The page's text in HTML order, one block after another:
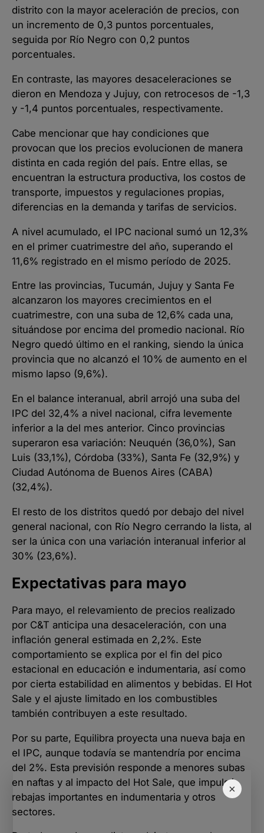
×
distrito con la mayor aceleración de precios, con
un incremento de 0,3 puntos porcentuales,
seguida por Río Negro con 0,2 puntos
porcentuales.
En contraste, las mayores desaceleraciones se
dieron en Mendoza y Jujuy, con retrocesos de -1,3
y -1,4 puntos porcentuales, respectivamente.
Cabe mencionar que hay condiciones que
provocan que los precios evolucionen de manera
distinta en cada región del país. Entre ellas, se
encuentran la estructura productiva, los costos de
transporte, impuestos y regulaciones propias,
diferencias en la demanda y tarifas de servicios.
A nivel acumulado, el IPC nacional sumó un 12,3%
en el primer cuatrimestre del año, superando el
11,6% registrado en el mismo período de 2025.
Entre las provincias, Tucumán, Jujuy y Santa Fe
alcanzaron los mayores crecimientos en el
cuatrimestre, con una suba de 12,6% cada una,
situándose por encima del promedio nacional. Río
Negro quedó último en el ranking, siendo la única
provincia que no alcanzó el 10% de aumento en el
mismo lapso (9,6%).
En el balance interanual, abril arrojó una suba del
IPC del 32,4% a nivel nacional, cifra levemente
inferior a la del mes anterior. Cinco provincias
superaron esa variación: Neuquén (36,0%), San
Luis (33,1%), Córdoba (33%), Santa Fe (32,9%) y
Ciudad Autónoma de Buenos Aires (CABA)
(32,4%).
El resto de los distritos quedó por debajo del nivel
general nacional, con Río Negro cerrando la lista, al
ser la única con una variación interanual inferior al
30% (23,6%).
Expectativas para mayo
Para mayo, el relevamiento de precios realizado
por C&T anticipa una desaceleración, con una
inflación general estimada en 2,2%. Este
comportamiento se explica por el fin del pico
estacional en educación e indumentaria, así como
por cierta estabilidad en alimentos y bebidas. El Hot
Sale y el ajuste limitado en los combustibles
también contribuyen a este resultado.
Por su parte, Equilibra proyecta una nueva baja en
el IPC, aunque todavía se mantendría por encima
del 2%. Esta previsión responde a menores subas
en naftas y al impacto del Hot Sale, que impulsó
rebajas importantes en indumentaria y otros
sectores.